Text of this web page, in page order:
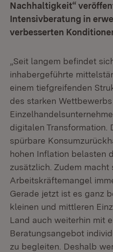
Nachhaltigkeit“
Intensivberatung in
verbesserten
„Seit langem befindet
inhabergeführte
einem tiefgreifenden
des starken
digitalen Transformation.
spürbare
hohen Inflation belasten
zusätzlich. Zudem macht
Arbeitskräftemangel
Gerade jetzt ist es ganz
kleinen und mittleren
Land auch weiterhin mit
Beratungsangebot
zu begleiten. Deshalb